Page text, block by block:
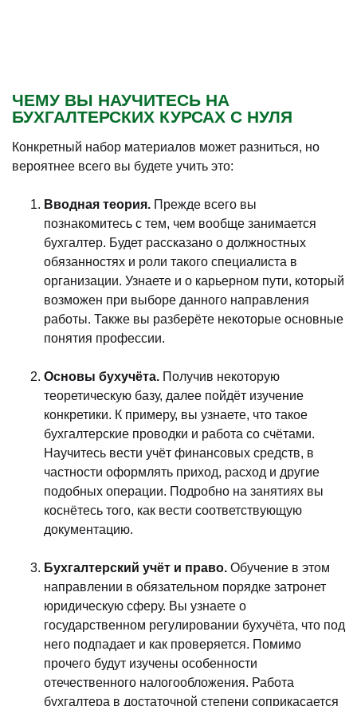
ЧЕМУ ВЫ НАУЧИТЕСЬ НА
БУХГАЛТЕРСКИХ КУРСАХ С НУЛЯ
Конкретный набор материалов может разниться, но
вероятнее всего вы будете учить это:
Вводная теория. Прежде всего вы
познакомитесь с тем, чем вообще занимается
бухгалтер. Будет рассказано о должностных
обязанностях и роли такого специалиста в
организации. Узнаете и о карьерном пути, который
возможен при выборе данного направления
работы. Также вы разберёте некоторые основные
понятия профессии.
Основы бухучёта. Получив некоторую
теоретическую базу, далее пойдёт изучение
конкретики. К примеру, вы узнаете, что такое
бухгалтерские проводки и работа со счётами.
Научитесь вести учёт финансовых средств, в
частности оформлять приход, расход и другие
подобных операции. Подробно на занятиях вы
коснётесь того, как вести соответствующую
документацию.
Бухгалтерский учёт и право. Обучение в этом
направлении в обязательном порядке затронет
юридическую сферу. Вы узнаете о
государственном регулировании бухучёта, что под
него подпадает и как проверяется. Помимо
прочего будут изучены особенности
отечественного налогообложения. Работа
бухгалтера в достаточной степени соприкасается